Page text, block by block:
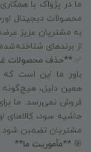
ما در پژواک با
محصولات دیجیتال
به مشتریان عزیز
از برندهای
✅ **حذف محصولات
باور ما این است
همین دلیل،
فروش نمی‌رسد. ما
حاشیه سود، کالاهای
مشتریان تضمین شود.
🎯 **مأموریت ما**